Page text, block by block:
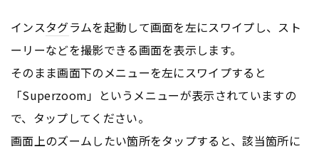
インスタグラムを起動して画面を左にスワイプし、スト
ーリーなどを撮影できる画面を表示します。
そのまま画面下のメニューを左にスワイプすると
「Superzoom」というメニューが表示されていますの
で、タップしてください。
画面上のズームしたい箇所をタップすると、該当箇所に